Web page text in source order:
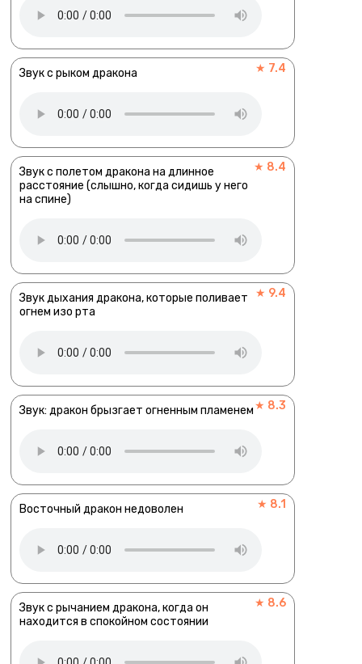
Звук с рыком дракона ★ 7.4
Звук с полетом дракона на длинное
расстояние (слышно, когда сидишь у него
на спине)
★ 8.4
Звук дыхания дракона, которые поливает
огнем изо рта
★ 9.4
Звук: дракон брызгает огненным пламенем★ 8.3
Восточный дракон недоволен ★ 8.1
Звук с рычанием дракона, когда он
находится в спокойном состоянии
★ 8.6